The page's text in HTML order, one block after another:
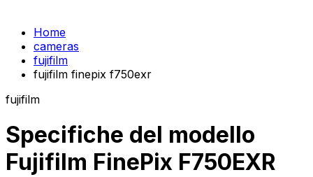
Home
cameras
fujifilm
fujifilm finepix f750exr
fujifilm
Specifiche del modello
Fujifilm FinePix F750EXR